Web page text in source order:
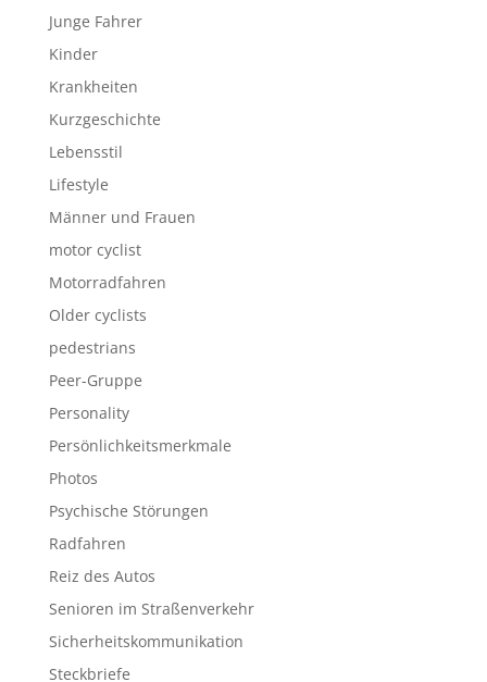
Junge Fahrer
Kinder
Krankheiten
Kurzgeschichte
Lebensstil
Lifestyle
Männer und Frauen
motor cyclist
Motorradfahren
Older cyclists
pedestrians
Peer-Gruppe
Personality
Persönlichkeitsmerkmale
Photos
Psychische Störungen
Radfahren
Reiz des Autos
Senioren im Straßenverkehr
Sicherheitskommunikation
Steckbriefe